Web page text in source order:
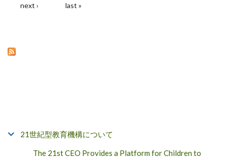
next › last »
21世紀型教育機構について
The 21st CEO Provides a Platform for Children to